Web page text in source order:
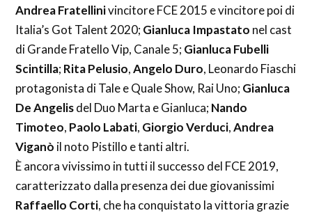
Andrea Fratellinivincitore FCE 2015 e vincitore poi di
Italia’s Got Talent 2020;Gianluca Impastato nel cast
di Grande Fratello Vip, Canale 5;Gianluca Fubelli
Scintilla;Rita Pelusio,Angelo Duro, Leonardo Fiaschi
protagonista di Tale e Quale Show, Rai Uno;Gianluca
De Angelisdel Duo Marta e Gianluca;Nando
Timoteo, Paolo Labati, Giorgio Verduci,Andrea
Viganò il noto Pistillo e tanti altri.
È ancora vivissimo in tutti il successo del FCE 2019,
caratterizzato dalla presenza dei due giovanissimi
Raffaello Corti, che ha conquistato la vittoria grazie